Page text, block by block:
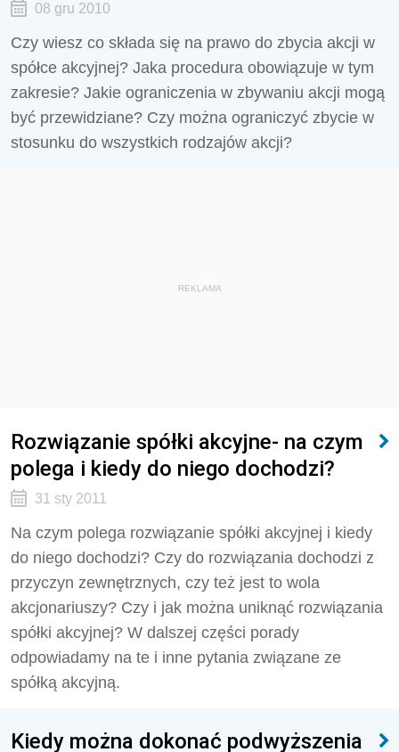
08 gru 2010
Czy wiesz co składa się na prawo do zbycia akcji w
spółce akcyjnej? Jaka procedura obowiązuje w tym
zakresie? Jakie ograniczenia w zbywaniu akcji mogą
być przewidziane? Czy można ograniczyć zbycie w
stosunku do wszystkich rodzajów akcji?
REKLAMA
Rozwiązanie spółki akcyjne- na czym
polega i kiedy do niego dochodzi?
31 sty 2011
Na czym polega rozwiązanie spółki akcyjnej i kiedy
do niego dochodzi? Czy do rozwiązania dochodzi z
przyczyn zewnętrznych, czy też jest to wola
akcjonariuszy? Czy i jak można uniknąć rozwiązania
spółki akcyjnej? W dalszej części porady
odpowiadamy na te i inne pytania związane ze
spółką akcyjną.
Kiedy można dokonać podwyższenia